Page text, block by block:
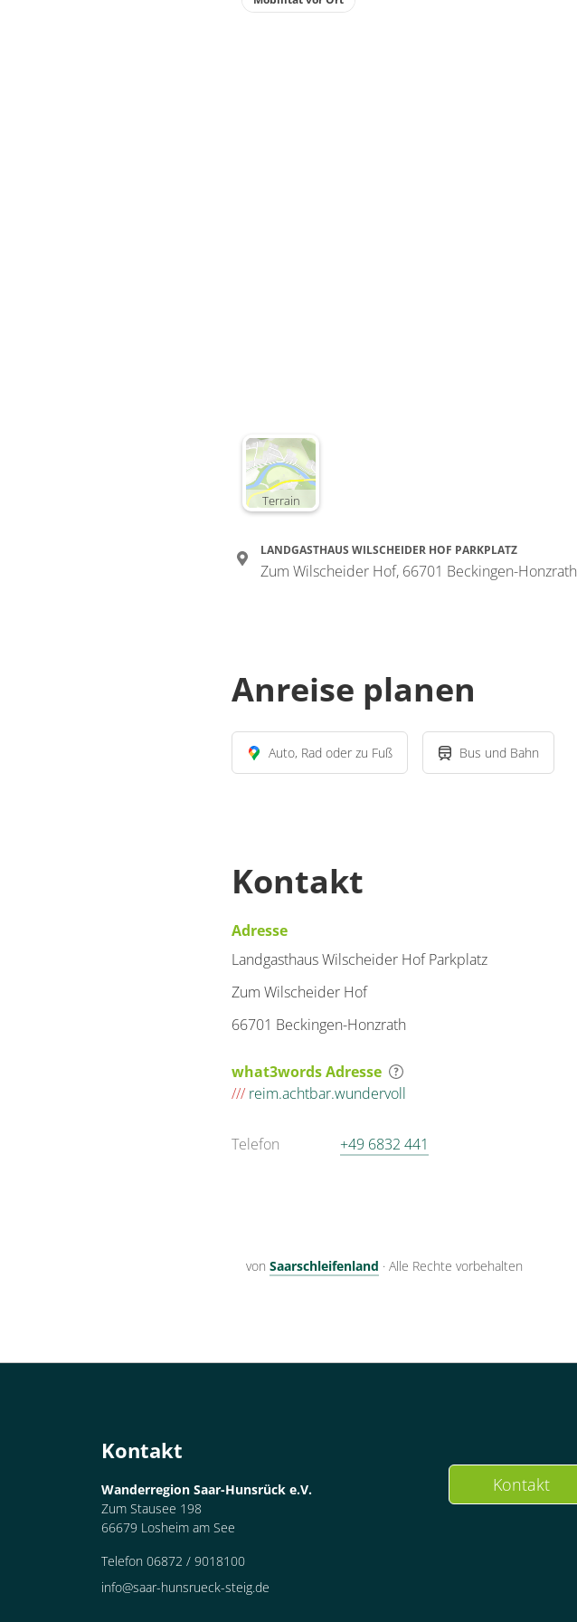
Terrain
LANDGASTHAUS WILSCHEIDER HOF PARKPLATZ
Zum Wilscheider Hof, 66701 Beckingen-Honzrath
Anreise planen
Auto, Rad oder zu Fuß Bus und Bahn
Kontakt
Adresse
Landgasthaus Wilscheider Hof Parkplatz
Zum Wilscheider Hof
66701 Beckingen-Honzrath
what3words Adresse
/// reim.achtbar.wundervoll
Telefon +49 6832 441
von Saarschleifenland · Alle Rechte vorbehalten
Kontakt
Wanderregion Saar-Hunsrück e.V.
Zum Stausee 198
66679 Losheim am See
Telefon 06872 / 9018100
info@saar-hunsrueck-steig.de
Kontakt